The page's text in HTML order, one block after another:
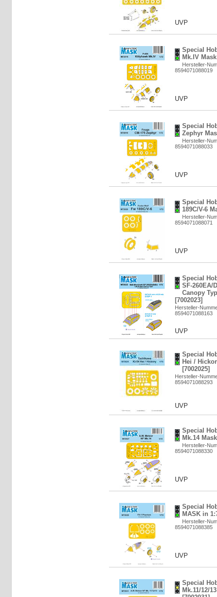
UVP
Special
Mk.IV
Hersteller-
8594071088019
UVP
Special
Zephyr
Hersteller-
8594071088033
UVP
Special
189C/V-6
Hersteller-
8594071088071
UVP
Special
SF-260EA/
Canopy
[7002023]
Hersteller-
8594071088163
UVP
Special
Hei /
[7002025]
Hersteller-
8594071088293
UVP
Special
Mk.14
Hersteller-
8594071088330
UVP
Special
MASK in
Hersteller-
8594071088385
UVP
Special
Mk.11/12/